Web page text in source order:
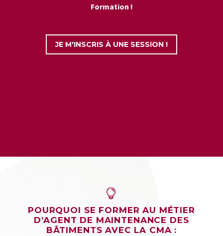
Formation !
JE M'INSCRIS À UNE SESSION !


POURQUOI SE FORMER AU MÉTIER
D’AGENT DE MAINTENANCE DES
BÂTIMENTS AVEC LA CMA :